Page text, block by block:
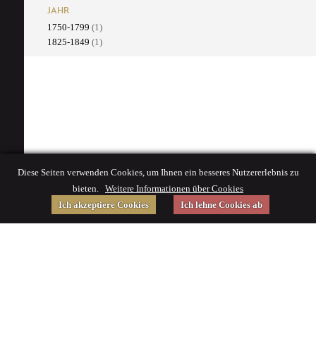
JAHR
1750-1799 (1)
1825-1849 (1)
Diese Seiten verwenden Cookies, um Ihnen ein besseres Nutzererlebnis zu
bieten. Weitere Informationen über Cookies
Ich akzeptiere Cookies
Ich lehne Cookies ab